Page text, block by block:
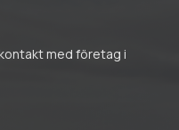
med företag i